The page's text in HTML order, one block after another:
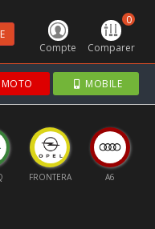
Compte
0
Comparer
MOTO MOBILE
FRONTERA A6